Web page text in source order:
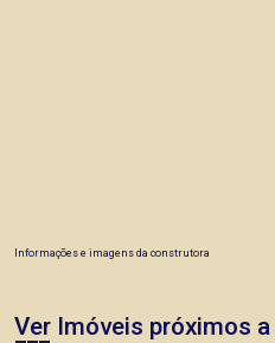
Informações e imagens da construtora
Ver Imóveis próximos